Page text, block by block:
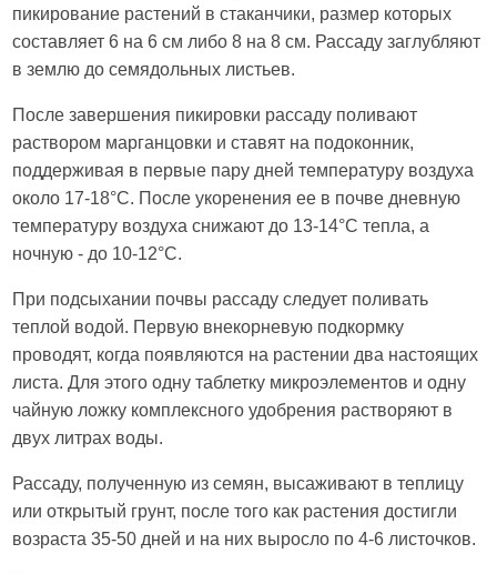
пикирование растений в стаканчики, размер которых
составляет 6 на 6 см либо 8 на 8 см. Рассаду заглубляют
в землю до семядольных листьев.
После завершения пикировки рассаду поливают
раствором марганцовки и ставят на подоконник,
поддерживая в первые пару дней температуру воздуха
около 17-18°С. После укоренения ее в почве дневную
температуру воздуха снижают до 13-14°С тепла, а
ночную - до 10-12°С.
При подсыхании почвы рассаду следует поливать
теплой водой. Первую внекорневую подкормку
проводят, когда появляются на растении два настоящих
листа. Для этого одну таблетку микроэлементов и одну
чайную ложку комплексного удобрения растворяют в
двух литрах воды.
Рассаду, полученную из семян, высаживают в теплицу
или открытый грунт, после того как растения достигли
возраста 35-50 дней и на них выросло по 4-6 листочков.